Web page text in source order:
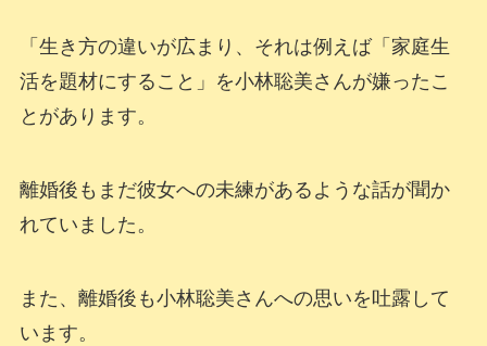
「生き方の違いが広まり、それは例えば「家庭生
活を題材にすること」を小林聡美さんが嫌ったこ
とがあります。
離婚後もまだ彼女への未練があるような話が聞か
れていました。
また、離婚後も小林聡美さんへの思いを吐露して
います。